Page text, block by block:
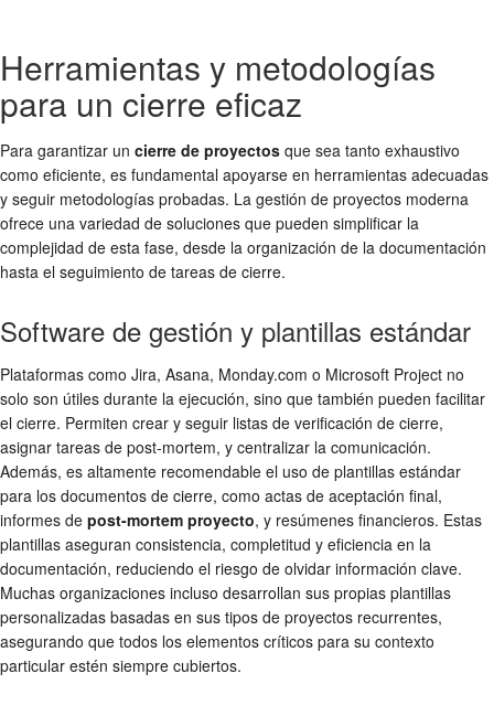
Herramientas y metodologías
para un cierre eficaz
Para garantizar un cierre de proyectos que sea tanto exhaustivo
como eficiente, es fundamental apoyarse en herramientas adecuadas
y seguir metodologías probadas. La gestión de proyectos moderna
ofrece una variedad de soluciones que pueden simplificar la
complejidad de esta fase, desde la organización de la documentación
hasta el seguimiento de tareas de cierre.
Software de gestión y plantillas estándar
Plataformas como Jira, Asana, Monday.com o Microsoft Project no
solo son útiles durante la ejecución, sino que también pueden facilitar
el cierre. Permiten crear y seguir listas de verificación de cierre,
asignar tareas de post-mortem, y centralizar la comunicación.
Además, es altamente recomendable el uso de plantillas estándar
para los documentos de cierre, como actas de aceptación final,
informes de post-mortem proyecto, y resúmenes financieros. Estas
plantillas aseguran consistencia, completitud y eficiencia en la
documentación, reduciendo el riesgo de olvidar información clave.
Muchas organizaciones incluso desarrollan sus propias plantillas
personalizadas basadas en sus tipos de proyectos recurrentes,
asegurando que todos los elementos críticos para su contexto
particular estén siempre cubiertos.